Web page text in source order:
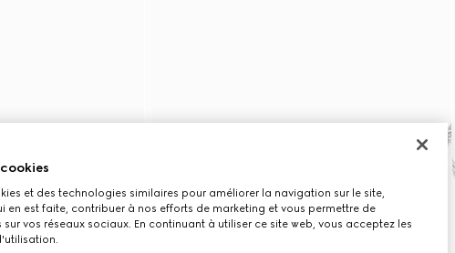
et des technologies similaires pour améliorer la navigation sur le site,
en est faite, contribuer à nos efforts de marketing et vous permettre de
vos réseaux sociaux. En continuant à utiliser ce site web, vous acceptez les